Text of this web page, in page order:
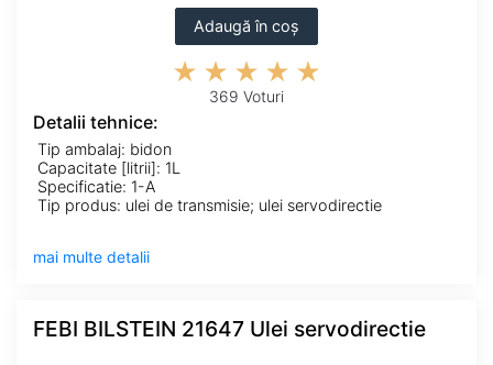
Adaugă în coș
369 Voturi
Detalii tehnice:
Tip ambalaj: bidon
Capacitate [litrii]: 1L
Specificatie: 1-A
Tip produs: ulei de transmisie; ulei servodirectie
mai multe detalii
FEBI BILSTEIN 21647 Ulei servodirectie